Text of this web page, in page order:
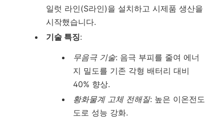
일럿 라인(S라인)을 설치하고 시제품 생산을
시작했습니다.
기술 특징:
무음극 기술: 음극 부피를 줄여 에너
지 밀도를 기존 각형 배터리 대비
40% 향상.
황화물계 고체 전해질: 높은 이온전도
도로 성능 강화.